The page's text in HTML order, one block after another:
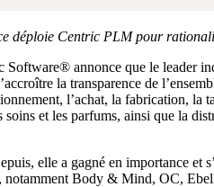
déploie Centric PLM pour
Software® annonce que le leader
la transparence de
l’achat, la fabrication,
et les parfums, ainsi que la
elle a gagné en importance et
notamment Body & Mind, OC,